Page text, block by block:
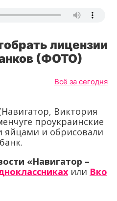
лицензии
(ФОТО)
Всё за сегодня
Виктория
проукраинские
яйцами и обрисовали
«Навигатор –
или Вко